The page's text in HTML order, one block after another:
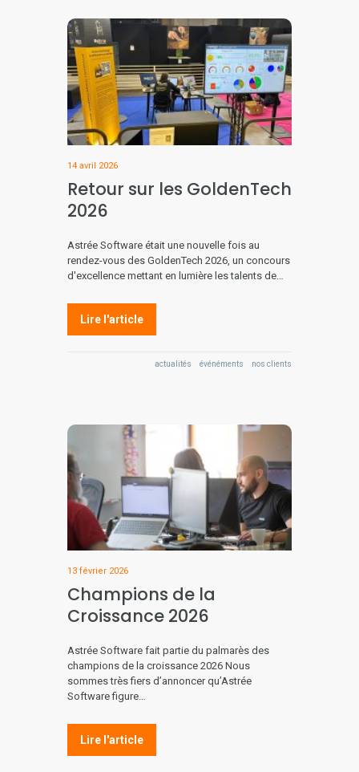
14 avril 2026
Retour sur les GoldenTech
2026
Astrée Software était une nouvelle fois au
rendez-vous des GoldenTech 2026, un concours
d'excellence mettant en lumière les talents de…
Lire l'article
actualités événéments nos clients
13 février 2026
Champions de la
Croissance 2026
Astrée Software fait partie du palmarès des
champions de la croissance 2026 Nous
sommes très fiers d’annoncer qu’Astrée
Software figure…
Lire l'article